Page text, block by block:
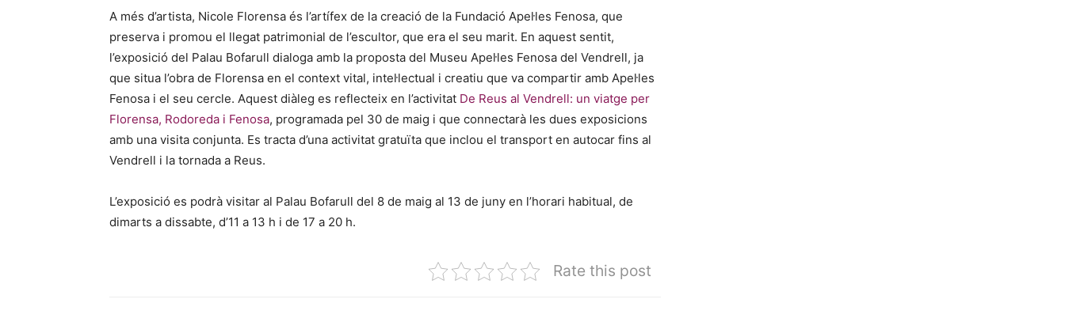
A més d’artista, Nicole Florensa és l’artífex de la creació de la Fundació Apel·les Fenosa, que
preserva i promou el llegat patrimonial de l’escultor, que era el seu marit. En aquest sentit,
l’exposició del Palau Bofarull dialoga amb la proposta del Museu Apel·les Fenosa del Vendrell, ja
que situa l’obra de Florensa en el context vital, intel·lectual i creatiu que va compartir amb Apel·les
Fenosa i el seu cercle. Aquest diàleg es reflecteix en l’activitat De Reus al Vendrell: un viatge per
Florensa, Rodoreda i Fenosa, programada pel 30 de maig i que connectarà les dues exposicions
amb una visita conjunta. Es tracta d’una activitat gratuïta que inclou el transport en autocar fins al
Vendrell i la tornada a Reus.
L’exposició es podrà visitar al Palau Bofarull del 8 de maig al 13 de juny en l’horari habitual, de
dimarts a dissabte, d’11 a 13 h i de 17 a 20 h.
Rate this post